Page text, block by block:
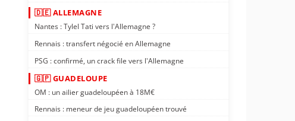
🇩🇪 ALLEMAGNE
Nantes : Tylel Tati vers l'Allemagne ?
Rennais : transfert négocié en Allemagne
PSG : confirmé, un crack file vers l'Allemagne
🇬🇵 GUADELOUPE
OM : un ailier guadeloupéen à 18M€
Rennais : meneur de jeu guadeloupéen trouvé